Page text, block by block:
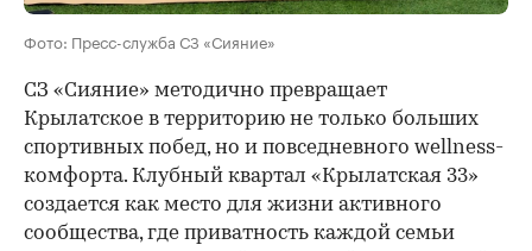
Фото: Пресс-служба СЗ «Сияние»
СЗ «Сияние» методично превращает
Крылатское в территорию не только больших
спортивных побед, но и повседневного wellness-
комфорта. Клубный квартал «Крылатская 33»
создается как место для жизни активного
сообщества, где приватность каждой семьи